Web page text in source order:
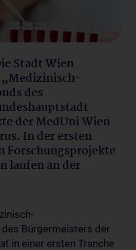
Stadt Wien
des
der MedUni Wien
In der ersten
Forschungsprojekte
laufen an der
Bürgermeisters der
in einer ersten Tranche